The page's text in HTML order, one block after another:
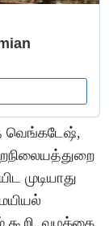
வெங்கடேஷ்,
முடியாது